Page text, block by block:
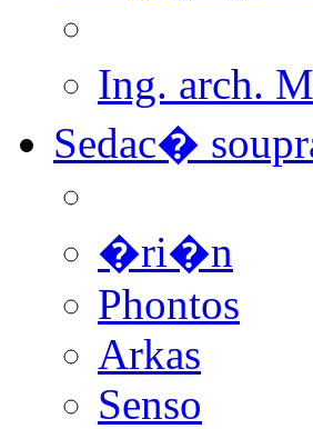
Ing. arch.
Sedac�
�ri�n
Phontos
Arkas
Senso